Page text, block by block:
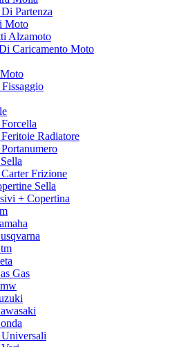
Partenza
Moto
Alzamoto
Caricamento Moto
Radiatore
Frizione
Sella
+ Copertina
Gas